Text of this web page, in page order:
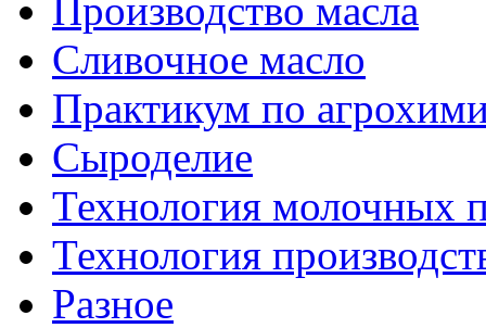
Производство масла
Сливочное масло
Практикум по
Сыроделие
Технология молочных
Технология
Разное